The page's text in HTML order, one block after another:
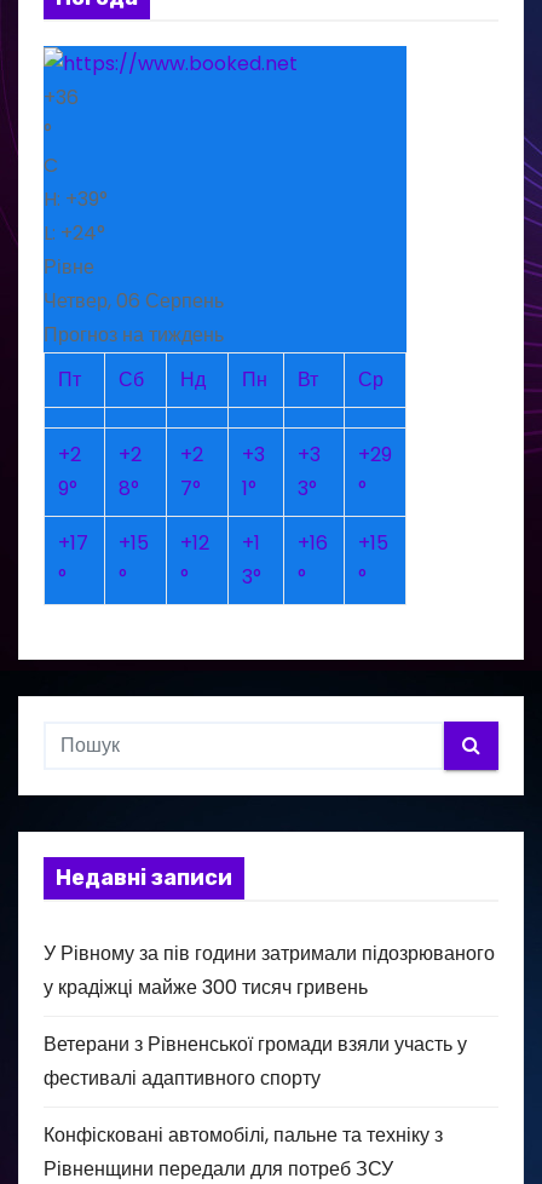
+36
°
C
H: +39°
L: +24°
Рівне
Четвер, 06 Серпень
Прогноз на тиждень
Пт
Сб Нд Пн Вт Ср
+2
9°
+2
8°
+2
7°
+3
1°
+3
3°
+29
°
+17
°
+15
°
+12
°
+1
3°
+16
°
+15
°
Недавні записи
У Рівному за пів години затримали підозрюваного
у крадіжці майже 300 тисяч гривень
Ветерани з Рівненської громади взяли участь у
фестивалі адаптивного спорту
Конфісковані автомобілі, пальне та техніку з
Рівненщини передали для потреб ЗСУ